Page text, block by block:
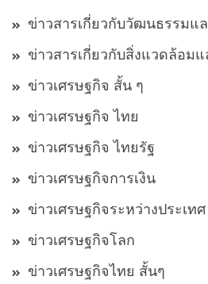
ข่าวสารเกี่ยวกับวัฒนธรรมแ
ข่าวสารเกี่ยวกับสิ่งแวดล้อม
ข่าวเศรษฐกิจ สั้น ๆ
ข่าวเศรษฐกิจ ไทย
ข่าวเศรษฐกิจ ไทยรัฐ
ข่าวเศรษฐกิจการเงิน
ข่าวเศรษฐกิจระหว่างประเทศ
ข่าวเศรษฐกิจโลก
ข่าวเศรษฐกิจไทย สั้นๆ